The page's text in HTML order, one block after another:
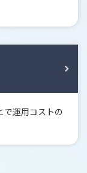
で運用コストの